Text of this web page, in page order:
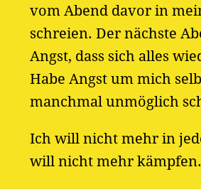
vom Abend davor in
schreien. Der nächste
Angst, dass sich alles
Habe Angst um mich
manchmal unmöglich
Ich will nicht mehr in
will nicht mehr kämpfen.